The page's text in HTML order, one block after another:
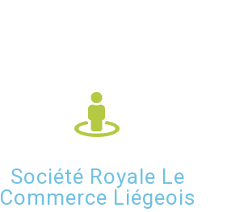
Société Royale Le
Commerce Liégeois